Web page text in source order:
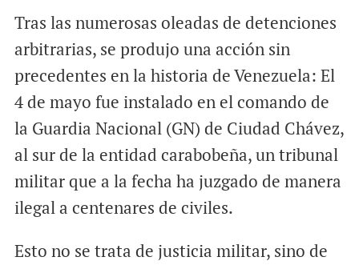
Tras las numerosas oleadas de detenciones
arbitrarias, se produjo una acción sin
precedentes en la historia de Venezuela: El
4 de mayo fue instalado en el comando de
la Guardia Nacional (GN) de Ciudad Chávez,
al sur de la entidad carabobeña, un tribunal
militar que a la fecha ha juzgado de manera
ilegal a centenares de civiles.
Esto no se trata de justicia militar, sino de